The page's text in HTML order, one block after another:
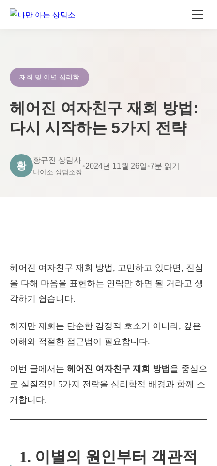
재회 및 이별 심리학
헤어진 여자친구 재회 방법:
다시 시작하는 5가지 전략
황
황규진 상담사
나아소 상담소장
•2024년 11월 26일•7분 읽기
헤어진 여자친구 재회 방법, 고민하고 있다면, 진심
을 다해 마음을 표현하는 연락만 하면 될 거라고 생
각하기 쉽습니다.
하지만 재회는 단순한 감정적 호소가 아니라, 깊은
이해와 적절한 접근법이 필요합니다.
이번 글에서는 헤어진 여자친구 재회 방법 을 중심으
로 실질적인 5가지 전략을 심리학적 배경과 함께 소
개합니다.
1. 이별의 원인부터 객관적